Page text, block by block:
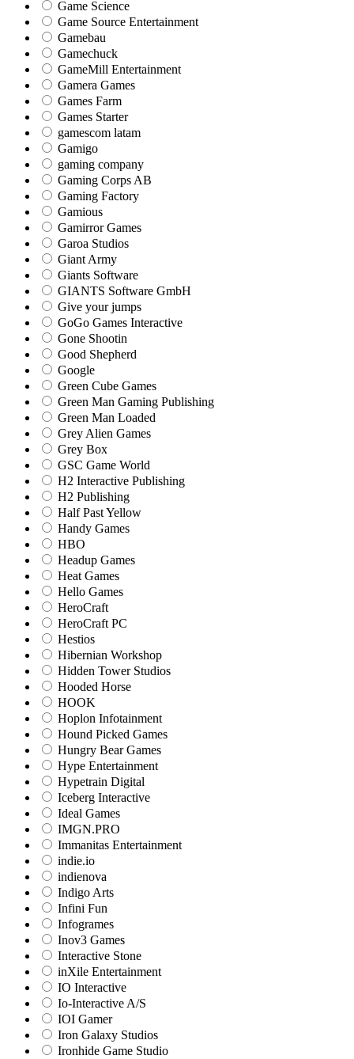
Game Science
Game Source Entertainment
Gamebau
Gamechuck
GameMill Entertainment
Gamera Games
Games Farm
Games Starter
gamescom latam
Gamigo
gaming company
Gaming Corps AB
Gaming Factory
Gamious
Gamirror Games
Garoa Studios
Giant Army
Giants Software
GIANTS Software GmbH
Give your jumps
GoGo Games Interactive
Gone Shootin
Good Shepherd
Google
Green Cube Games
Green Man Gaming Publishing
Green Man Loaded
Grey Alien Games
Grey Box
GSC Game World
H2 Interactive Publishing
H2 Publishing
Half Past Yellow
Handy Games
HBO
Headup Games
Heat Games
Hello Games
HeroCraft
HeroCraft PC
Hestios
Hibernian Workshop
Hidden Tower Studios
Hooded Horse
HOOK
Hoplon Infotainment
Hound Picked Games
Hungry Bear Games
Hype Entertainment
Hypetrain Digital
Iceberg Interactive
Ideal Games
IMGN.PRO
Immanitas Entertainment
indie.io
indienova
Indigo Arts
Infini Fun
Infogrames
Inov3 Games
Interactive Stone
inXile Entertainment
IO Interactive
Io-Interactive A/S
IOI Gamer
Iron Galaxy Studios
Ironhide Game Studio